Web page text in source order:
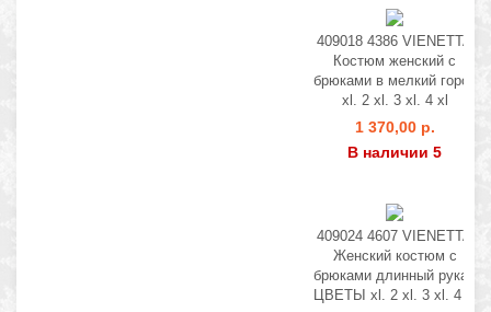
409018 4386 VIENETTA
Костюм женский с
брюками в мелкий горох
xl. 2 xl. 3 xl. 4 xl
1 370,00 р.
В наличии 5
409024 4607 VIENETTA
Женский костюм с
брюками длинный рукав
ЦВЕТЫ xl. 2 xl. 3 xl. 4 xl